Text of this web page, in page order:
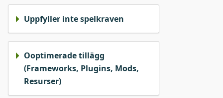
Uppfyller inte spelkraven
Ooptimerade tillägg
(Frameworks, Plugins, Mods,
Resurser)